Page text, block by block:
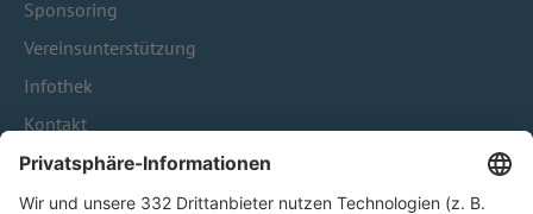
Sponsoring
Vereinsunterstützung
Infothek
Kontakt
HÄUFIG BESUCHTE SEITEN